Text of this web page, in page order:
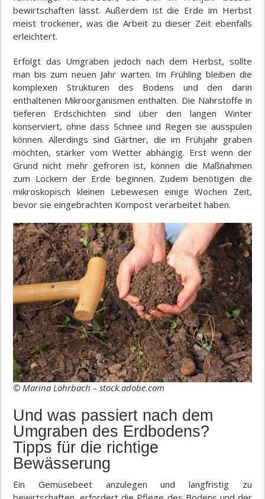
bewirtschaften lässt. Außerdem ist die Erde im Herbst
meist trockener, was die Arbeit zu dieser Zeit ebenfalls
erleichtert.
Erfolgt das Umgraben jedoch nach dem Herbst, sollte
man bis zum neuen Jahr warten. Im Frühling bleiben die
komplexen Strukturen des Bodens und den darin
enthaltenen Mikroorganismen enthalten. Die Nährstoffe in
tieferen Erdschichten sind über den langen Winter
konserviert, ohne dass Schnee und Regen sie ausspülen
können. Allerdings sind Gärtner, die im Frühjahr graben
möchten, stärker vom Wetter abhängig. Erst wenn der
Grund nicht mehr gefroren ist, können die Maßnahmen
zum Lockern der Erde beginnen. Zudem benötigen die
mikroskopisch kleinen Lebewesen einige Wochen Zeit,
bevor sie eingebrachten Kompost verarbeitet haben.
© Marina Lohrbach – stock.adobe.com
Und was passiert nach dem
Umgraben des Erdbodens?
Tipps für die richtige
Bewässerung
Ein Gemüsebeet anzulegen und langfristig zu